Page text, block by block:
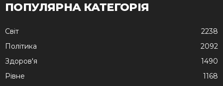
ПОПУЛЯРНА КАТЕГОРІЯ
Cвіт
2238
Політика
2092
Здоров'я
1490
Рівне
1168